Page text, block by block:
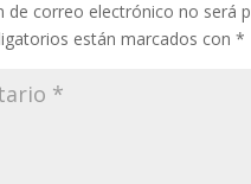
de correo electrónico no será
están marcados con *